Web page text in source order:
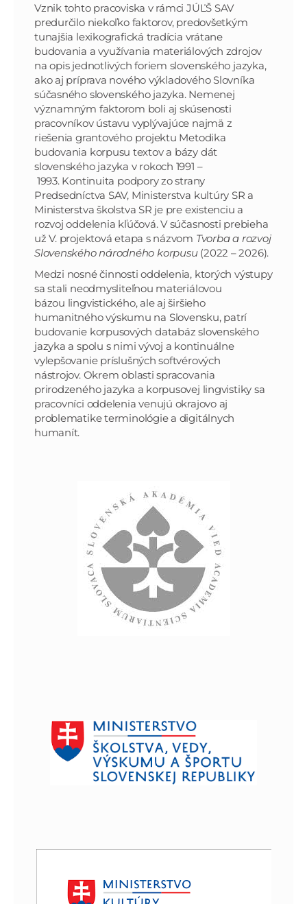
Vznik tohto pracoviska v rámci JÚĽŠ SAV
predurčilo niekoľko faktorov, predovšetkým
tunajšia lexikografická tradícia vrátane
budovania a využívania materiálových zdrojov
na opis jednotlivých foriem slovenského jazyka,
ako aj príprava nového výkladového Slovníka
súčasného slovenského jazyka. Nemenej
významným faktorom boli aj skúsenosti
pracovníkov ústavu vyplývajúce najmä z
riešenia grantového projektu Metodika
budovania korpusu textov a bázy dát
slovenského jazyka v rokoch 1991 –
1993. Kontinuita podpory zo strany
Predsedníctva SAV, Ministerstva kultúry SR a
Ministerstva školstva SR je pre existenciu a
rozvoj oddelenia kľúčová. V súčasnosti prebieha
už V. projektová etapa s názvom Tvorba a rozvoj
Slovenského národného korpusu (2022 – 2026).
Medzi nosné činnosti oddelenia, ktorých výstupy
sa stali neodmysliteľnou materiálovou
bázou lingvistického, ale aj širšieho
humanitného výskumu na Slovensku, patrí
budovanie korpusových databázslovenského
jazyka a spolu s nimi vývoj a kontinuálne
vylepšovanie príslušných softvérových
nástrojov. Okrem oblasti spracovania
prirodzeného jazyka a korpusovej lingvistiky sa
pracovníci oddelenia venujú okrajovo aj
problematike terminológie a digitálnych
humanít.